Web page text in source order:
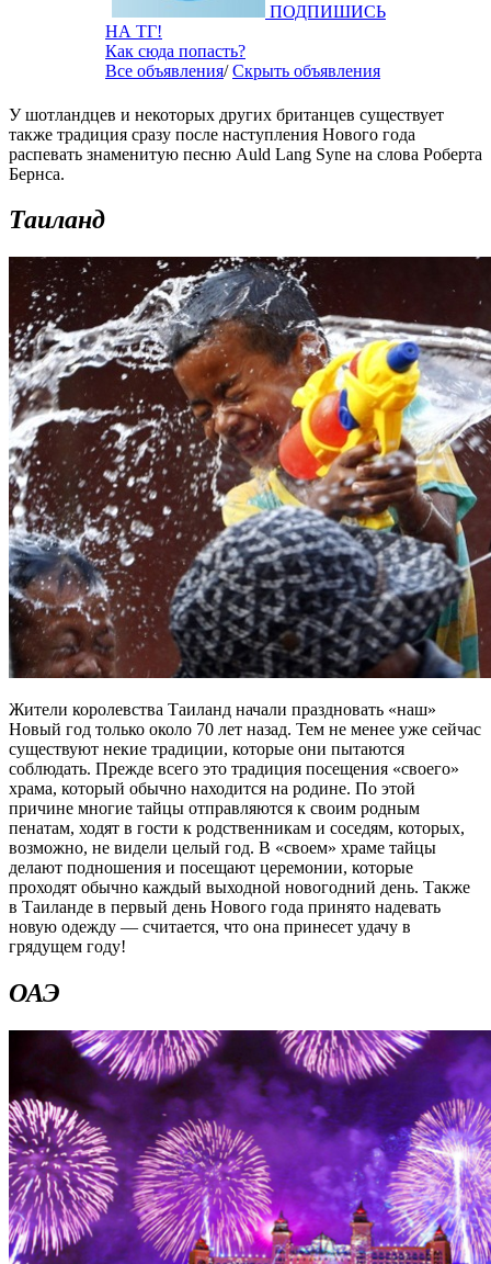
ПОДПИШИСЬ
НА ТГ!
Как сюда попасть?
Все объявления/Скрыть объявления
У шотландцев и некоторых других британцев существует
также традиция сразу после наступления Нового года
распевать знаменитую песню Auld Lang Syne на слова Роберта
Бернса.
Таиланд
Жители королевства Таиланд начали праздновать «наш»
Новый год только около 70 лет назад. Тем не менее уже сейчас
существуют некие традиции, которые они пытаются
соблюдать. Прежде всего это традиция посещения «своего»
храма, который обычно находится на родине. По этой
причине многие тайцы отправляются к своим родным
пенатам, ходят в гости к родственникам и соседям, которых,
возможно, не видели целый год. В «своем» храме тайцы
делают подношения и посещают церемонии, которые
проходят обычно каждый выходной новогодний день. Также
в Таиланде в первый день Нового года принято надевать
новую одежду — считается, что она принесет удачу в
грядущем году!
ОАЭ